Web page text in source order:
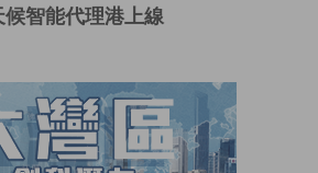
智能代理港上線